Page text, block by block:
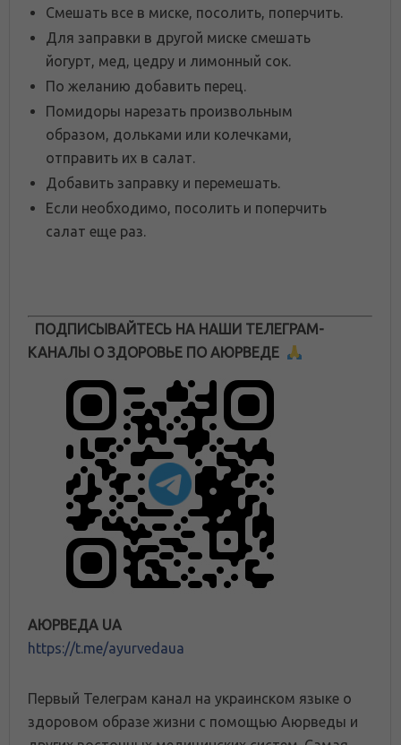
Смешать все в миске, посолить, поперчить.
Для заправки в другой миске смешать
йогурт, мед, цедру и лимонный сок.
По желанию добавить перец.
Помидоры нарезать произвольным
образом, дольками или колечками,
отправить их в салат.
Добавить заправку и перемешать.
Если необходимо, посолить и поперчить
салат еще раз.
ПОДПИСЫВАЙТЕСЬ НА НАШИ ТЕЛЕГРАМ-
КАНАЛЫ О ЗДОРОВЬЕ ПО АЮРВЕДЕ
АЮРВЕДА UA
https://t.me/ayurvedaua
Первый Телеграм канал на украинском языке о
здоровом образе жизни с помощью Аюрведы и